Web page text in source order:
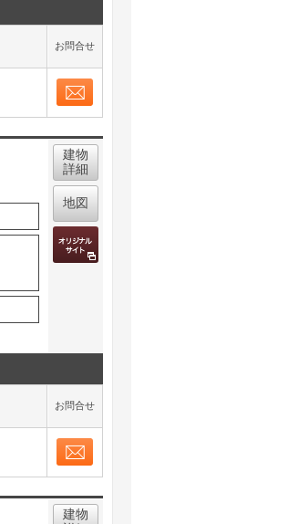
お問合せ
建物
詳細
地図
お問合せ
建物